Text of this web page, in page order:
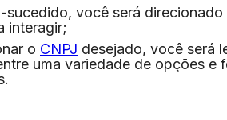
você será direcionado
interagir;
o CNPJ desejado, você será
uma variedade de opções e